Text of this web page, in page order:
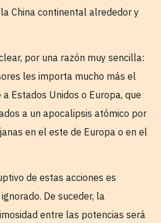
China continental alrededor y
por una razón muy sencilla:
les importa mucho más el
Estados Unidos o Europa, que
a un apocalipsis atómico por
en el este de Europa o en el
de estas acciones es
De suceder, la
entre las potencias será